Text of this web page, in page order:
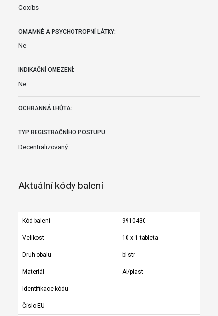
Coxibs
OMAMNÉ A PSYCHOTROPNÍ LÁTKY:
Ne
INDIKAČNÍ OMEZENÍ:
Ne
OCHRANNÁ LHŮTA:
TYP REGISTRAČNÍHO POSTUPU:
Decentralizovaný
Aktuální kódy balení
Kód balení 9910430
Velikost 10 x 1 tableta
Druh obalu blistr
Materiál Al/plast
Identifikace kódu
Číslo EU